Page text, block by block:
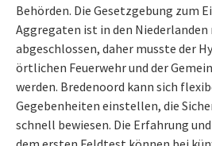
Behörden. Die Gesetzgebung zum
Aggregaten ist in den
abgeschlossen, daher musste der
örtlichen Feuerwehr und der
werden. Bredenoord kann sich
Gegebenheiten einstellen, die
schnell bewiesen. Die Erfahrung